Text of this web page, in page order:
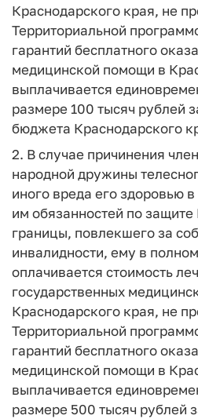
Краснодарского края, не
Территориальной
гарантий бесплатного
медицинской помощи в
выплачивается
размере 100 тысяч рублей
бюджета Краснодарского
2. В случае причинения
народной дружины
иного вреда его здоровью
им обязанностей по защите
границы, повлекшего за
инвалидности, ему в
оплачивается стоимость
государственных
Краснодарского края, не
Территориальной
гарантий бесплатного
медицинской помощи в
выплачивается
размере 500 тысяч рублей